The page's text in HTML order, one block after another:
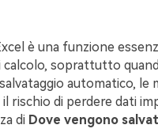
è una funzione
soprattutto
automatico, le
rischio di perdere dati
di Dove vengono